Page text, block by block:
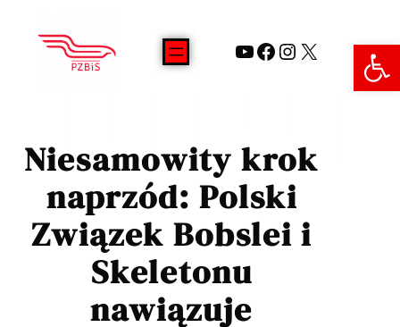
Niesamowity krok
naprzód: Polski
Związek Bobslei i
Skeletonu
nawiązuje